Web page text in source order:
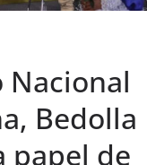
Nacional
Bedolla
papel de